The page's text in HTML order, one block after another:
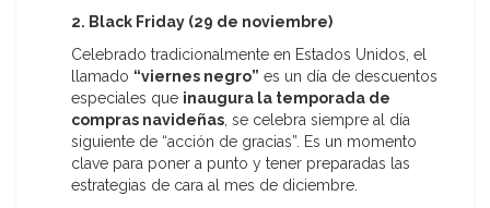
2. Black Friday (29 de noviembre)
Celebrado tradicionalmente en Estados Unidos, el
llamado “viernes negro” es un día de descuentos
especiales que inaugura la temporada de
compras navideñas, se celebra siempre al día
siguiente de “acción de gracias”. Es un momento
clave para poner a punto y tener preparadas las
estrategias de cara al mes de diciembre.